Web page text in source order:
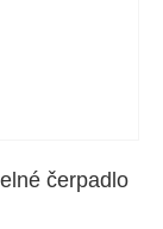
čerpadlo